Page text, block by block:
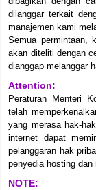
dilanggar terkait
manajemen kami
Semua permintaan,
akan diteliti dengan
dianggap melanggar
Attention:
Peraturan Menteri
telah
yang merasa hak-
internet dapat
pelanggaran hak
penyedia hosting dan
NOTE: